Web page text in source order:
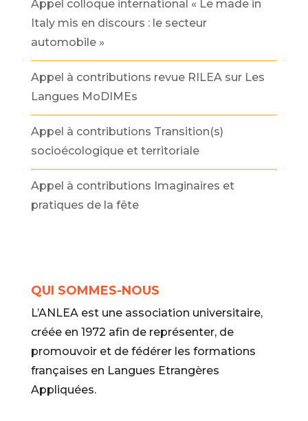
Appel colloque international « Le made in
Italy mis en discours : le secteur
automobile »
Appel à contributions revue RILEA sur Les
Langues MoDIMEs
Appel à contributions Transition(s)
socioécologique et territoriale
Appel à contributions Imaginaires et
pratiques de la fête
QUI SOMMES-NOUS
L’ANLEA est une association universitaire,
créée en 1972 afin de représenter, de
promouvoir et de fédérer les formations
françaises en Langues Etrangères
Appliquées.